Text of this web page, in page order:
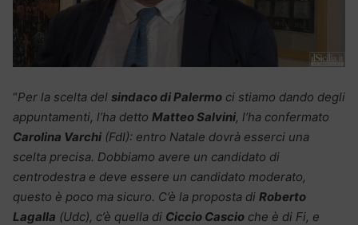
“Per la scelta del sindaco di Palermo ci stiamo dando degli
appuntamenti, l’ha detto Matteo Salvini, l’ha confermato
Carolina Varchi (FdI): entro Natale dovrà esserci una
scelta precisa. Dobbiamo avere un candidato di
centrodestra e deve essere un candidato moderato,
questo è poco ma sicuro. C’è la proposta di Roberto
Lagalla (Udc), c’è quella di Ciccio Cascio che è di Fi, e